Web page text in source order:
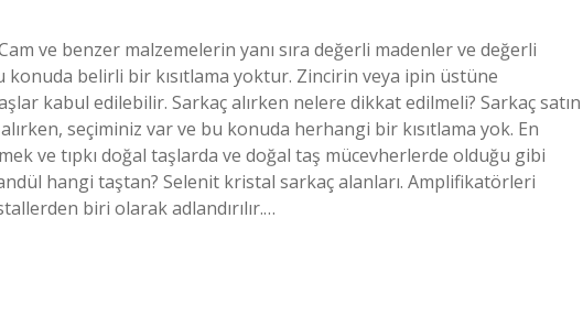
ve benzer malzemelerin yanı sıra değerli madenler ve değerli
belirli bir kısıtlama yoktur. Zincirin veya ipin üstüne
kabul edilebilir. Sarkaç alırken nelere dikkat edilmeli? Sarkaç satın
seçiminiz var ve bu konuda herhangi bir kısıtlama yok. En
ve tıpkı doğal taşlarda ve doğal taş mücevherlerde olduğu gibi
hangi taştan? Selenit kristal sarkaç alanları. Amplifikatörleri
biri olarak adlandırılır.…